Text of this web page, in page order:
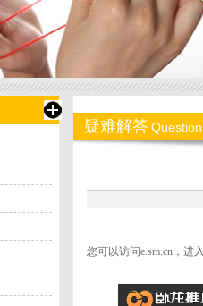
疑难解答
您可以访问e.sm.cn，进